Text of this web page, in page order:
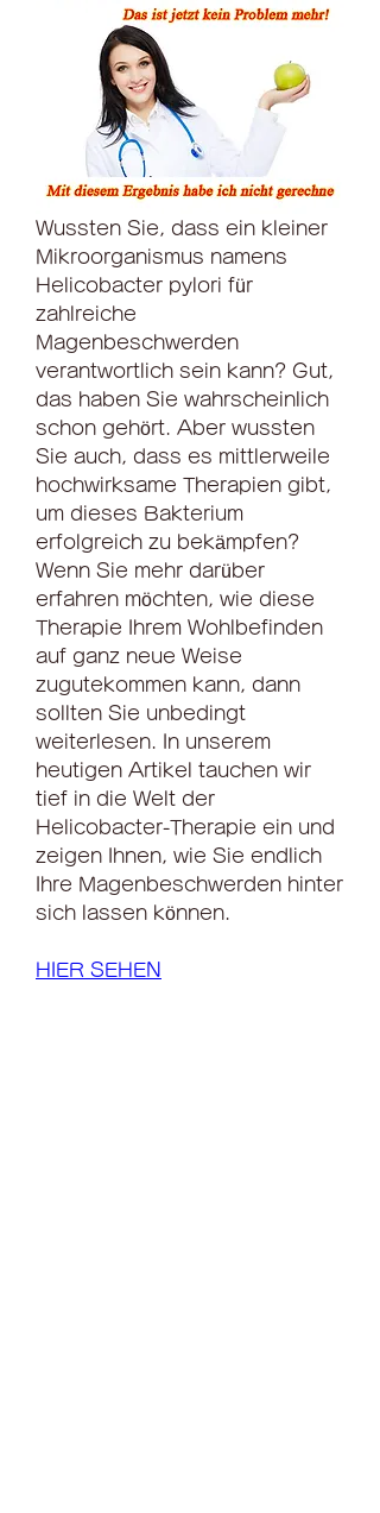
Wussten Sie, dass ein kleiner
Mikroorganismus namens
Helicobacter pylori für
zahlreiche
Magenbeschwerden
verantwortlich sein kann? Gut,
das haben Sie wahrscheinlich
schon gehört. Aber wussten
Sie auch, dass es mittlerweile
hochwirksame Therapien gibt,
um dieses Bakterium
erfolgreich zu bekämpfen?
Wenn Sie mehr darüber
erfahren möchten, wie diese
Therapie Ihrem Wohlbefinden
auf ganz neue Weise
zugutekommen kann, dann
sollten Sie unbedingt
weiterlesen. In unserem
heutigen Artikel tauchen wir
tief in die Welt der
Helicobacter-Therapie ein und
zeigen Ihnen, wie Sie endlich
Ihre Magenbeschwerden hinter
sich lassen können.
HIER SEHEN